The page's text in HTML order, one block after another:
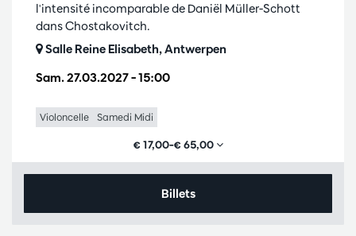
Sam. 27.03.2027– 15:00
l'intensité incomparable de Daniël Müller-Schott
dans Chostakovitch.
Salle Reine Elisabeth, Antwerpen
Violoncelle Samedi Midi
€ 17,00–€ 65,00
Billets